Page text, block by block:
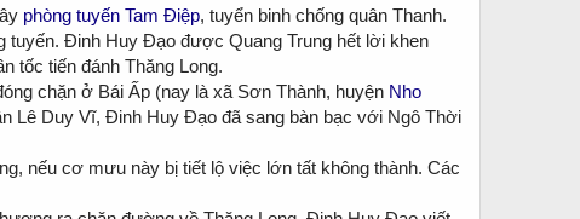
phòng tuyến Tam Điệp, tuyển binh chống quân Thanh.
Đinh Huy Đạo được Quang Trung hết lời khen
tốc tiến đánh Thăng Long.
chặn ở Bái Ấp (nay là xã Sơn Thành, huyện Nho
Lê Duy Vĩ, Đinh Huy Đạo đã sang bàn bạc với Ngô Thời
nếu cơ mưu này bị tiết lộ việc lớn tất không thành. Các